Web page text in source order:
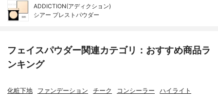
ADDICTION(アディクション)
シアー プレストパウダー
フェイスパウダー関連カテゴリ：おすすめ商品ラ
ンキング
化粧下地 ファンデーション チーク コンシーラー ハイライト